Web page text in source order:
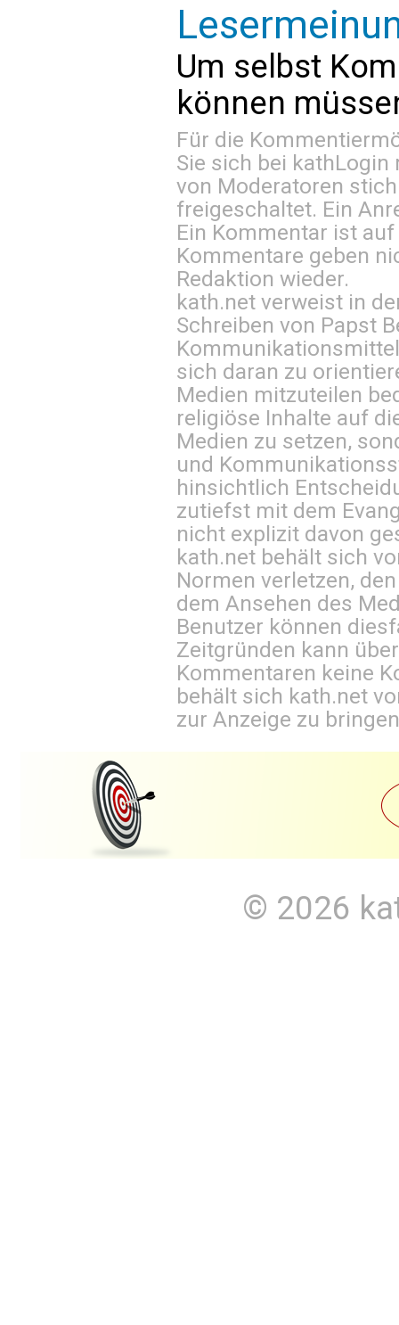
Um selbst
können
Für die
Sie sich bei kathLogin
von Moderatoren
freigeschaltet. Ein
Ein Kommentar ist
Kommentare geben
Redaktion wieder.
kath.net verweist in
Schreiben von Papst
sich daran zu
Medien mitzuteilen
religiöse Inhalte auf
Medien zu setzen,
und
hinsichtlich
zutiefst mit dem
nicht explizit davon
kath.net behält sich
Normen verletzen,
dem Ansehen des
Benutzer können
Zeitgründen kann
Kommentaren keine
behält sich kath.net
zur Anzeige zu
© 2026